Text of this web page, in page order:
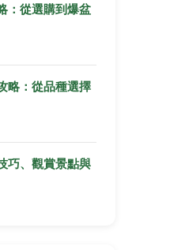
：從選購到爆盆
略：從品種選擇
巧、觀賞景點與